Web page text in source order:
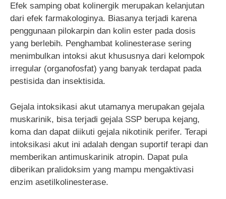
Efek samping obat kolinergik merupakan kelanjutan
dari efek farmakologinya. Biasanya terjadi karena
penggunaan pilokarpin dan kolin ester pada dosis
yang berlebih. Penghambat kolinesterase sering
menimbulkan intoksi akut khususnya dari kelompok
irregular (organofosfat) yang banyak terdapat pada
pestisida dan insektisida.
Gejala intoksikasi akut utamanya merupakan gejala
muskarinik, bisa terjadi gejala SSP berupa kejang,
koma dan dapat diikuti gejala nikotinik perifer. Terapi
intoksikasi akut ini adalah dengan suportif terapi dan
memberikan antimuskarinik atropin. Dapat pula
diberikan pralidoksim yang mampu mengaktivasi
enzim asetilkolinesterase.